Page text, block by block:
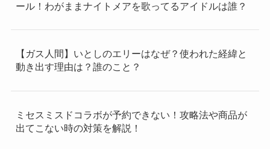
ール！わがままナイトメアを歌ってるアイドルは誰？
【ガス人間】いとしのエリーはなぜ？使われた経緯と
動き出す理由は？誰のこと？
ミセスミスドコラボが予約できない！攻略法や商品が
出てこない時の対策を解説！